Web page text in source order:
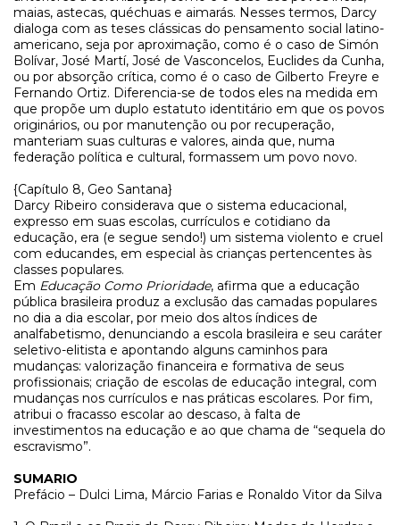
maias, astecas, quéchuas e aimarás. Nesses termos, Darcy
dialoga com as teses clássicas do pensamento social latino-
americano, seja por aproximação, como é o caso de Simón
Bolívar, José Martí, José de Vasconcelos, Euclides da Cunha,
ou por absorção crítica, como é o caso de Gilberto Freyre e
Fernando Ortiz. Diferencia-se de todos eles na medida em
que propõe um duplo estatuto identitário em que os povos
originários, ou por manutenção ou por recuperação,
manteriam suas culturas e valores, ainda que, numa
federação política e cultural, formassem um povo novo.
{Capítulo 8, Geo Santana}
Darcy Ribeiro considerava que o sistema educacional,
expresso em suas escolas, currículos e cotidiano da
educação, era (e segue sendo!) um sistema violento e cruel
com educandes, em especial às crianças pertencentes às
classes populares.
Em Educação Como Prioridade, afirma que a educação
pública brasileira produz a exclusão das camadas populares
no dia a dia escolar, por meio dos altos índices de
analfabetismo, denunciando a escola brasileira e seu caráter
seletivo-elitista e apontando alguns caminhos para
mudanças: valorização financeira e formativa de seus
profissionais; criação de escolas de educação integral, com
mudanças nos currículos e nas práticas escolares. Por fim,
atribui o fracasso escolar ao descaso, à falta de
investimentos na educação e ao que chama de “sequela do
escravismo”.
SUMARIO
Prefácio – Dulci Lima, Márcio Farias e Ronaldo Vitor da Silva